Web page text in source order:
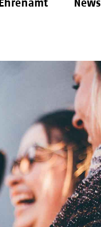
Ehrenamt News